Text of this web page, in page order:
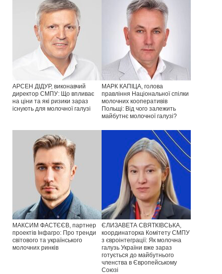
АРСЕН ДІДУР, виконавчий
директор СМПУ: Що впливає
на ціни та які ризики зараз
існують для молочної галузі
МАРК КАПІЦА, голова
правління Національної спілки
молочних кооперативів
Польщі: Від чого залежить
майбутнє молочної галузі?
МАКСИМ ФАСТЄЄВ, партнер
проектів Інфагро: Про тренди
світового та українського
молочних ринків
ЄЛИЗАВЕТА СВЯТКІВСЬКА,
координаторка Комітету СМПУ
з євроінтеграції: Як молочна
галузь України вже зараз
готується до майбутнього
членства в Європейському
Союзі